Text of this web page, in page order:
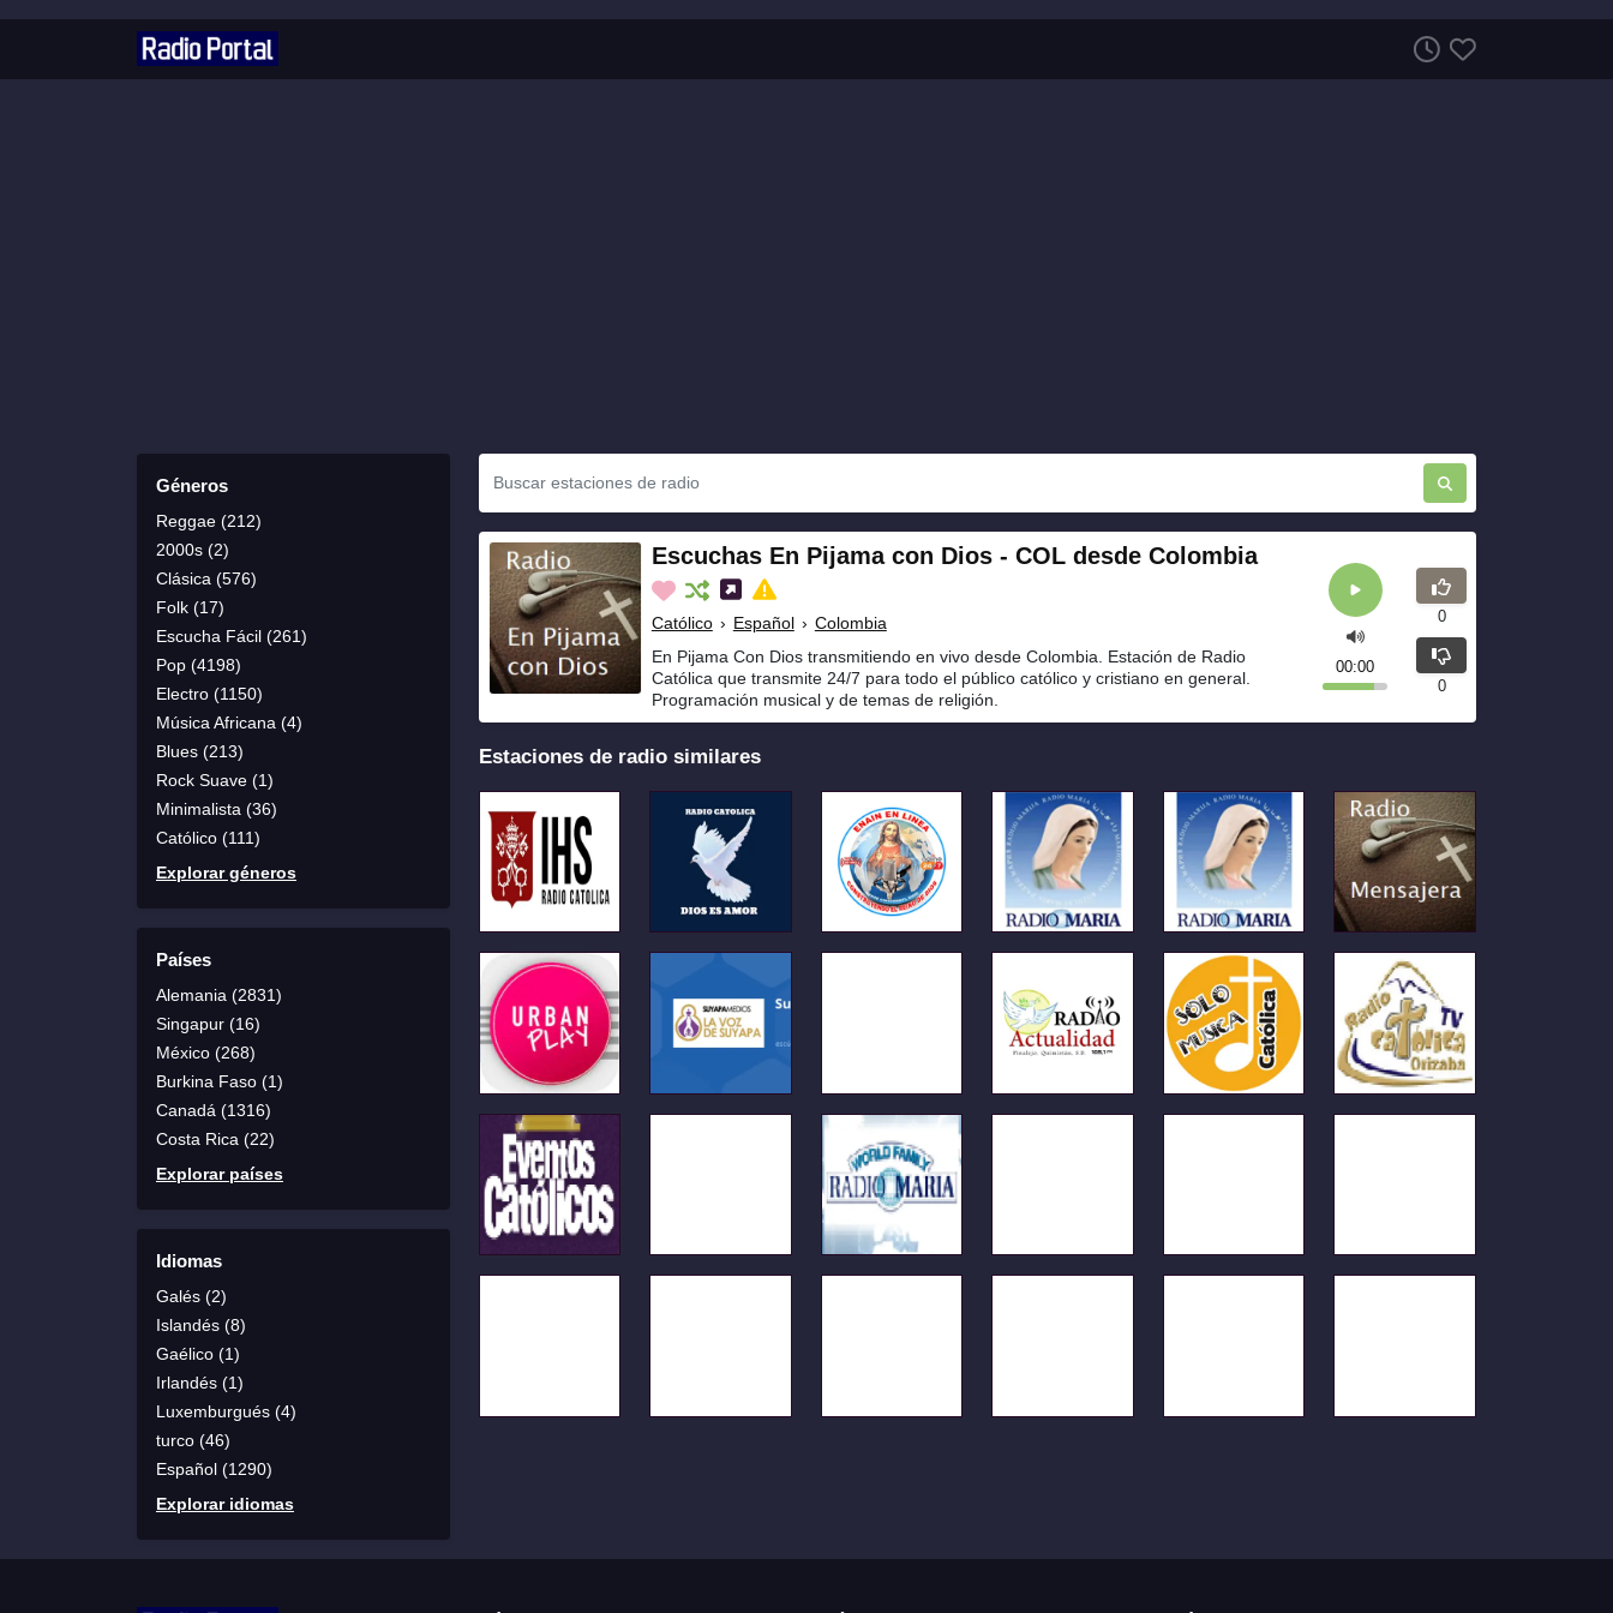
Géneros
Reggae (212)
2000s (2)
Clásica (576)
Folk (17)
Escucha Fácil (261)
Pop (4198)
Electro (1150)
Música Africana (4)
Blues (213)
Rock Suave (1)
Minimalista (36)
Católico (111)
Explorar géneros
Países
Alemania (2831)
Singapur (16)
México (268)
Burkina Faso (1)
Canadá (1316)
Costa Rica (22)
Explorar países
Idiomas
Galés (2)
Islandés (8)
Gaélico (1)
Irlandés (1)
Luxemburgués (4)
turco (46)
Español (1290)
Explorar idiomas
Escuchas En Pijama con Dios - COL desde Colombia
Católico › Español › Colombia
En Pijama Con Dios transmitiendo en vivo desde Colombia. Estación de Radio
Católica que transmite 24/7 para todo el público católico y cristiano en general.
Programación musical y de temas de religión.
00:00
0
0
Estaciones de radio similares